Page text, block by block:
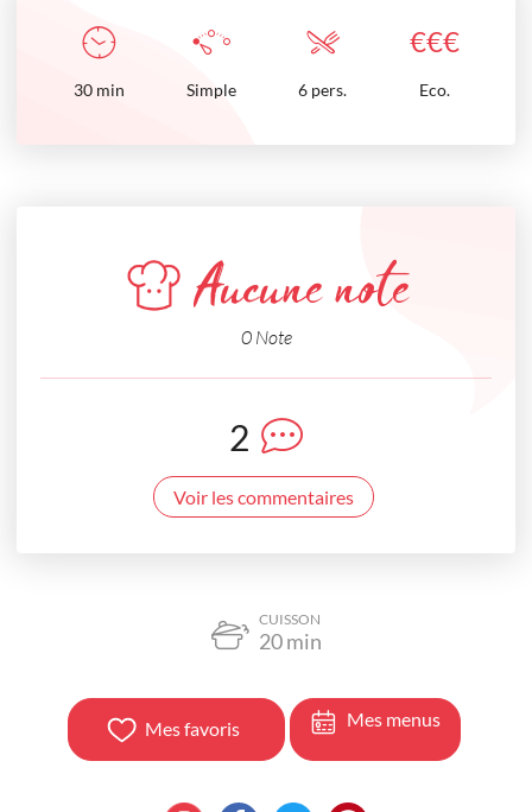
€€€
30 min Simple 6 pers. Eco.
Aucune note
0 Note
2
Voir les commentaires
CUISSON
20min
Mes favoris Mes menus